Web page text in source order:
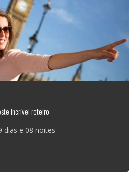
incrível roteiro
dias e 08 noites